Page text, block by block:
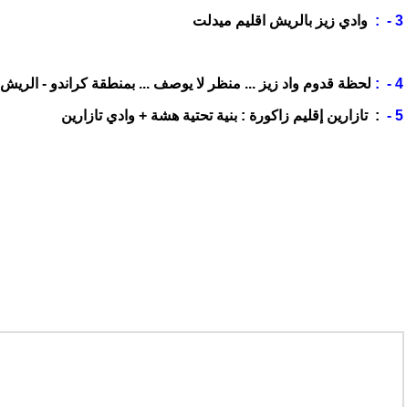
وادي زيز بالريش اقليم ميدلت
لحظة قدوم واد زيز ... منظر لا يوصف ... بمنطقة كراندو - الريش
: تازارين إقليم زاكورة : بنية تحتية هشة + وادي تازارين